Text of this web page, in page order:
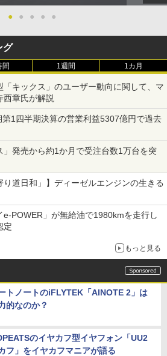
● ● ● ● ●
グ
間 1週間 1カ月
「キックス」のユーザー動向に関して、マ
西章氏が解説
1四半期決算の営業利益5307億円で過去
」発売から約1か月で受注台数1万台を突
り道日和」】ディーゼルエンジンの生きる
e-POWER」が無給油で1980kmを走行し
定
もっと見る
トノートのiFLYTEK「AINOTE 2」は
的なのか？
のイヤカフ型イヤフォン「UU2
フ」をイヤカフマニアが語る